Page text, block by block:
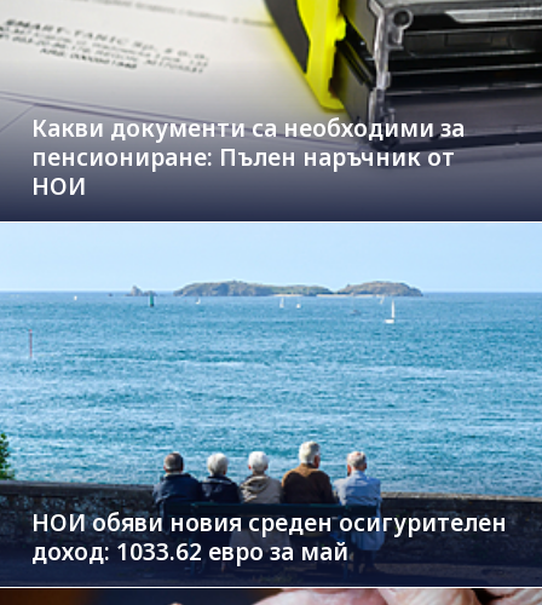
Какви документи са необходими за
пенсиониране: Пълен наръчник от
НОИ
НОИ обяви новия среден осигурителен
доход: 1033.62 евро за май